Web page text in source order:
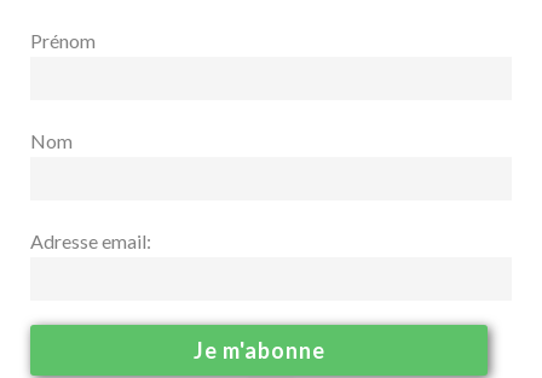
Prénom
Nom
Adresse email: